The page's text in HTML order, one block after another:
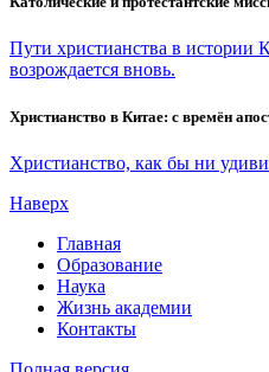
Пути христианства в истории
возрождается вновь.
Христианство в Китае: с времён
Христианство, как бы ни
Наверх
Главная
Образование
Наука
Жизнь академии
Контакты